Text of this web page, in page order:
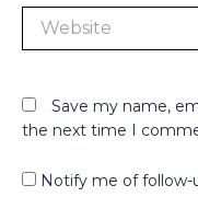
Website
Save my name,
the next time I
Notify me of